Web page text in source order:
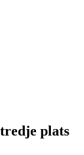
plats